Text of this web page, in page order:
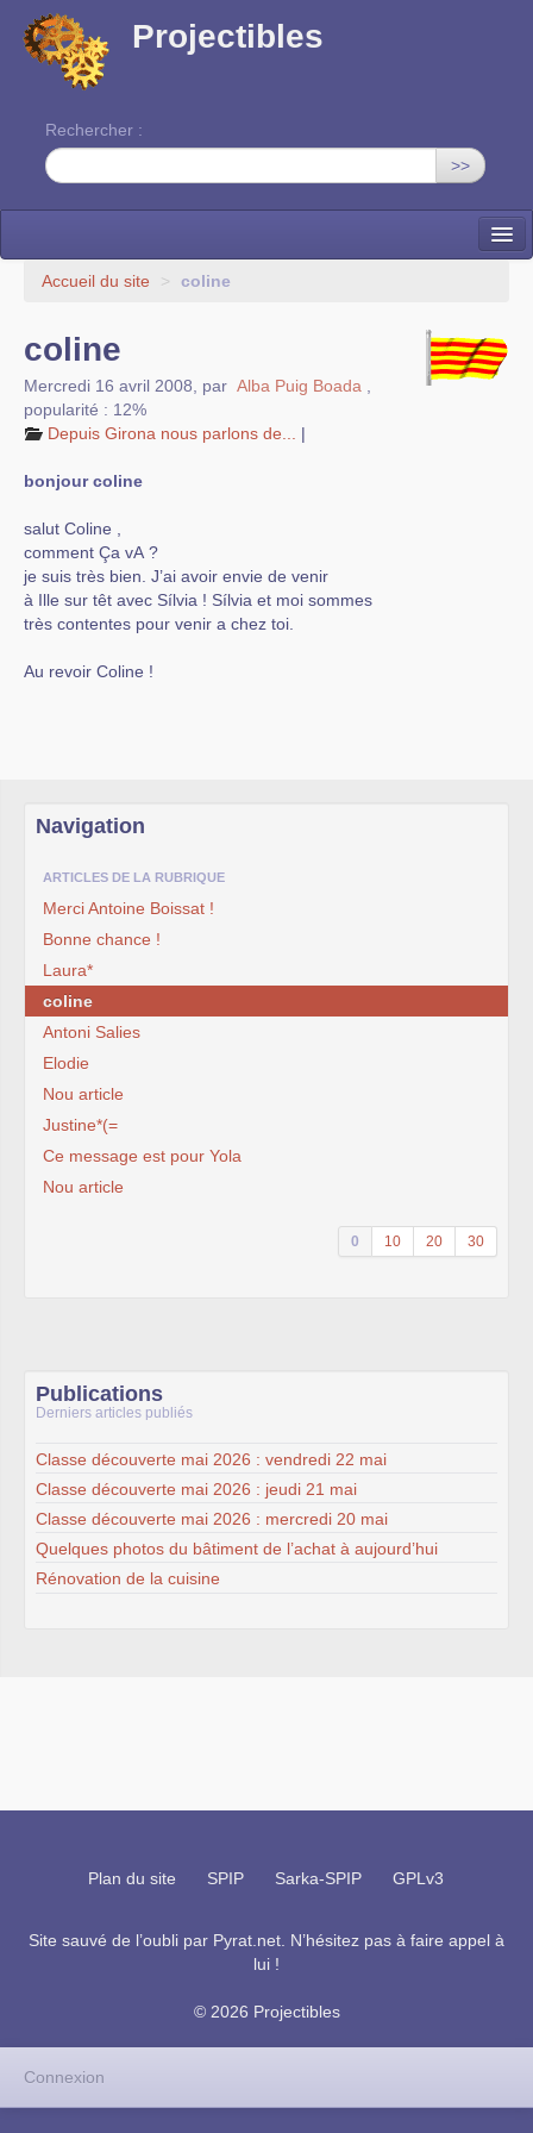
Projectibles
Rechercher :
>>
La ruche
EDITO
Accueil du site > coline
coline
Mercredi 16 avril 2008 par Alba Puig Boada
popularité : 12%
Depuis Girona nous parlons de...
|
bonjour coline
salut Coline ,
comment Ça vA ?
je suis très bien. J’ai avoir envie de venir
à Ille sur têt avec Sílvia ! Sílvia et moi sommes
très contentes pour venir a chez toi.
Au revoir Coline !
Navigation
ARTICLES DE LA RUBRIQUE
Merci Antoine Boissat !
Bonne chance !
Laura*
coline
Antoni Salies
Elodie
Nou article
Justine*(=
Ce message est pour Yola
Nou article
0 10 20 30
Publications
Derniers articles publiés
Classe découverte mai 2026 : vendredi 22 mai
Classe découverte mai 2026 : jeudi 21 mai
Classe découverte mai 2026 : mercredi 20 mai
Quelques photos du bâtiment de l’achat à aujourd’hui
Rénovation de la cuisine
Plan du site SPIP Sarka-SPIP GPLv3
Site sauvé de l’oubli par Pyrat.net . N’hésitez pas à faire appel à
lui !
© 2026 Projectibles
Connexion